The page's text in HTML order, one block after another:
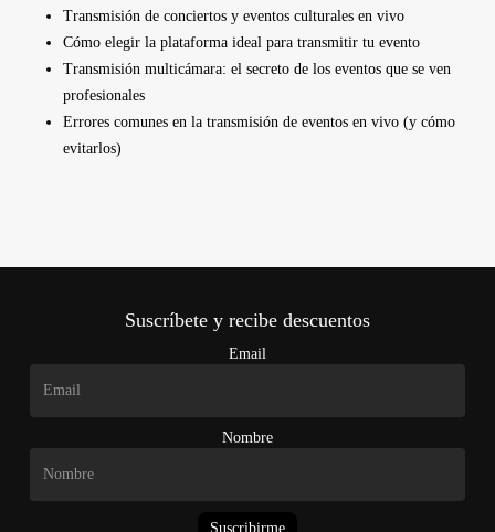
Transmisión de conciertos y eventos culturales en vivo
Cómo elegir la plataforma ideal para transmitir tu evento
Transmisión multicámara: el secreto de los eventos que se ven
profesionales
Errores comunes en la transmisión de eventos en vivo (y cómo
evitarlos)
Suscríbete y recibe descuentos
Email
Nombre
Suscribirme